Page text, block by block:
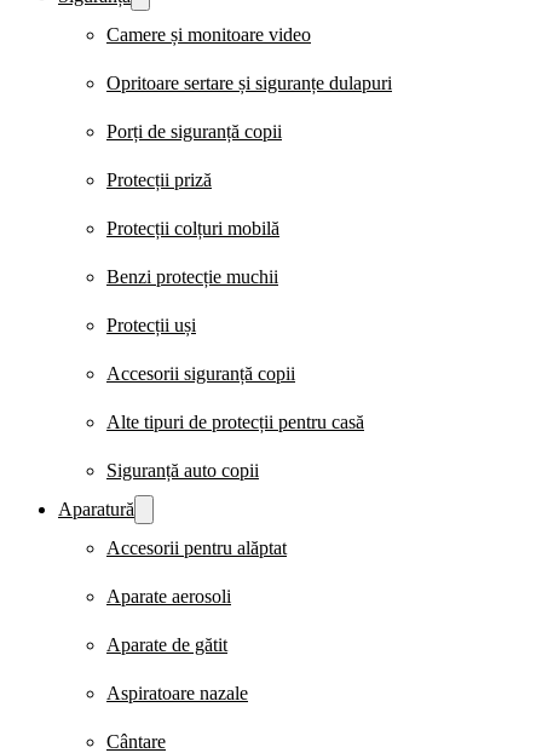
Camere și monitoare video
Opritoare sertare și siguranțe dulapuri
Porți de siguranță copii
Protecții priză
Protecții colțuri mobilă
Benzi protecție muchii
Protecții uși
Accesorii siguranță copii
Alte tipuri de protecții pentru casă
Siguranță auto copii
Aparatură
Accesorii pentru alăptat
Aparate aerosoli
Aparate de gătit
Aspiratoare nazale
Cântare